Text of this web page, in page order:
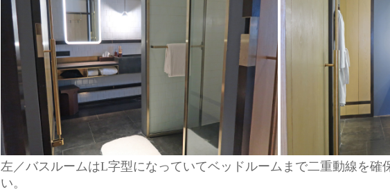
左／バスルームはL字型になっていてベッドルームまで二重動線を確
い。